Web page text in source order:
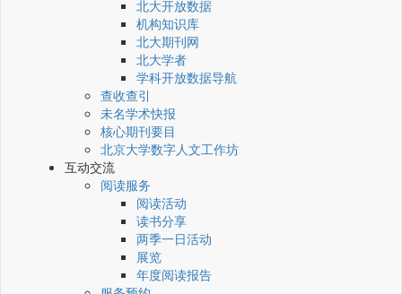
北大开放数据
机构知识库
北大期刊网
北大学者
学科开放数据导航
查收查引
未名学术快报
核心期刊要目
北京大学数字人文工作坊
互动交流
阅读服务
阅读活动
读书分享
两季一日活动
展览
年度阅读报告